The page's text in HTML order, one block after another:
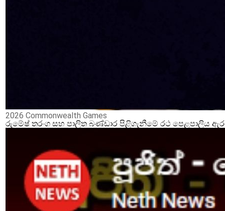
2026 Commonwealth Games
රුමේෂ් තරංග සහ පාලිත බණ්ඩාර පිළිගැනීමේ රථ පෙළපාලිය